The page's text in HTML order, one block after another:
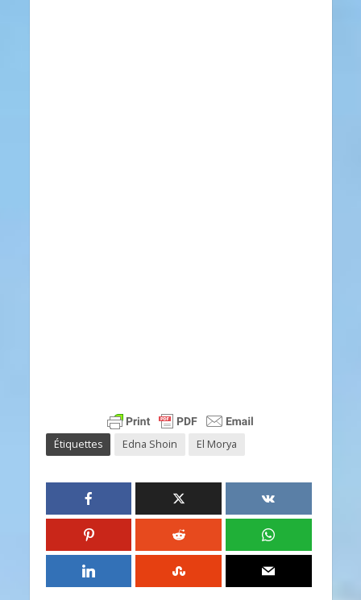
Étiquettes Edna Shoin El Morya